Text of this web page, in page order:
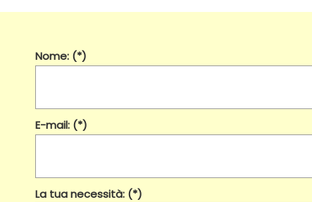
Nome: (*)
E-mail: (*)
La tua necessità: (*)